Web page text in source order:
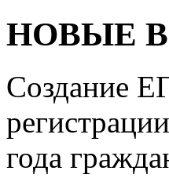
НОВЫЕ
Создание
года